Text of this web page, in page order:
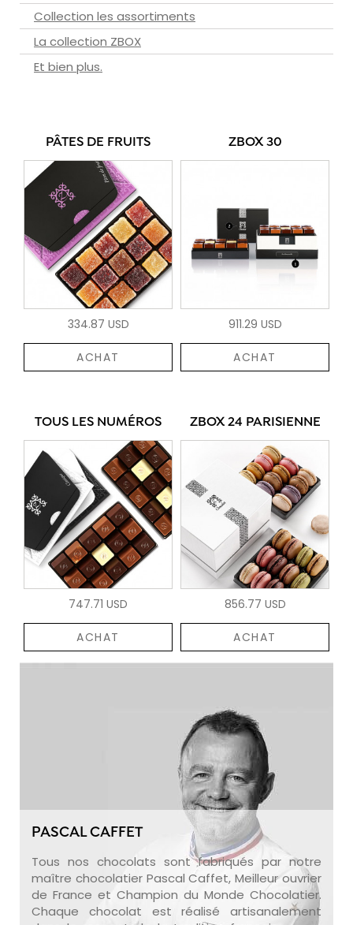
Collection les assortiments
La collection ZBOX
Et bien plus.
PÂTES DE FRUITS
334.87 USD
ACHAT
ZBOX 30
911.29 USD
ACHAT
TOUS LES NUMÉROS
747.71 USD
ACHAT
ZBOX 24 PARISIENNE
856.77 USD
ACHAT
PASCAL CAFFET
Tous nos chocolats sont fabriqués par notre
maître chocolatier Pascal Caffet, Meilleur ouvrier
de France et Champion du Monde Chocolatier.
Chaque chocolat est réalisé artisanalement